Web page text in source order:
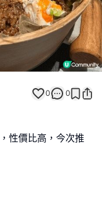
0 0
性價比高，今次推